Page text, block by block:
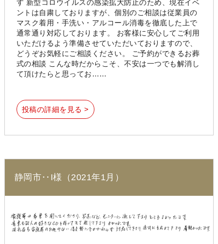
す 新型コロウイルスの感染拡大防止のため、現在イベ
ントは自粛しておりますが、個別のご相談は従業員の
マスク着用・手洗い・アルコール消毒を徹底した上で
通常通り対応しております。 お客様に安心してご利用
いただけるよう準備させていただいておりますので、
どうぞお気軽にご相談ください。 ご予約ができるお葬
式の相談 こんな時だからこそ、不安は一つでも解消し
て頂けたらと思ってお……
投稿の詳細を見る >
静岡市‥I様（2021年1月）